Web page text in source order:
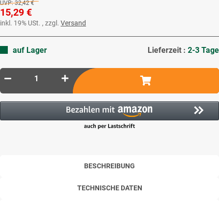
UVP: 32,42 €
15,29 €
inkl. 19% USt. , zzgl. Versand
auf Lager Lieferzeit : 2-3 Tage
BESCHREIBUNG
TECHNISCHE DATEN